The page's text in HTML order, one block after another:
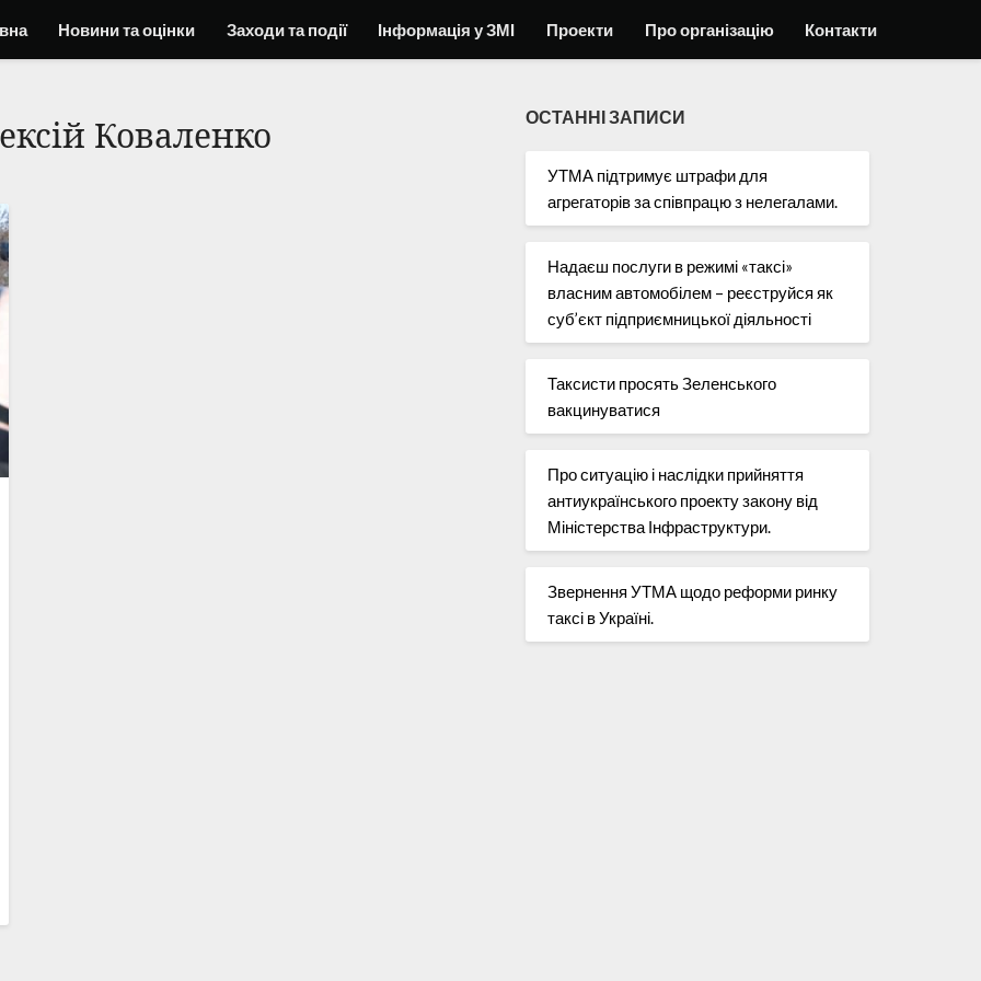
Новини та оцінки Заходи та події Інформація у ЗМІ Проекти Про організацію Контакти
Коваленко ОСТАННІ ЗАПИСИ
УТМА підтримує штрафи для
агрегаторів за співпрацю з нелегалами.
Надаєш послуги в режимі «таксі»
власним автомобілем – реєструйся як
суб’єкт підприємницької діяльності
Таксисти просять Зеленського
вакцинуватися
Про ситуацію і наслідки прийняття
антиукраїнського проекту закону від
Міністерства Інфраструктури.
Звернення УТМА щодо реформи ринку
таксі в Україні.